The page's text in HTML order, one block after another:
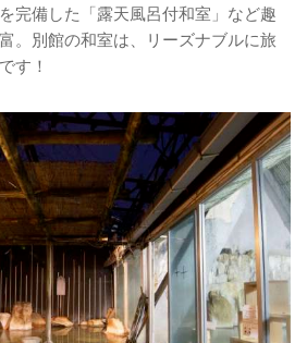
完備した「露天風呂付和室」など趣
。別館の和室は、リーズナブルに旅
す！